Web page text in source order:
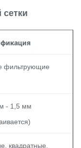
фильтрующие
- 1,5 мм
квадратные,